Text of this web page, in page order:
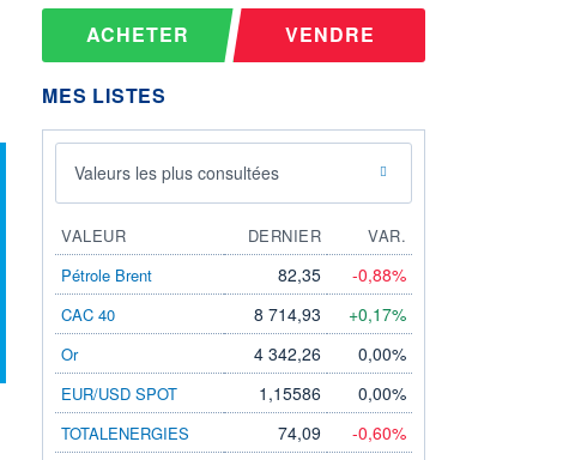
ACHETER VENDRE
MES LISTES
Valeurs les plus consultées
VALEUR DERNIER
VAR.
Pétrole Brent
82,35 -0,88%
CAC 40 8 714,93 +0,17%
Or 4 342,26 0,00%
EUR/USD SPOT 1,15586 0,00%
TOTALENERGIES 74,09 -0,60%